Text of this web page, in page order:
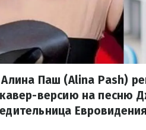
Паш (Alina Pash)
версию на песню